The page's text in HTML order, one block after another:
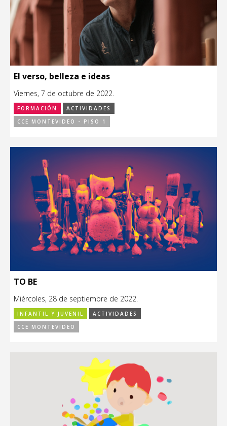
El verso, belleza e ideas
Viernes, 7 de octubre de 2022.
FORMACIÓN
ACTIVIDADES
CCE MONTEVIDEO - PISO 1
TO BE
Miércoles, 28 de septiembre de 2022.
INFANTIL Y JUVENIL
ACTIVIDADES
CCE MONTEVIDEO